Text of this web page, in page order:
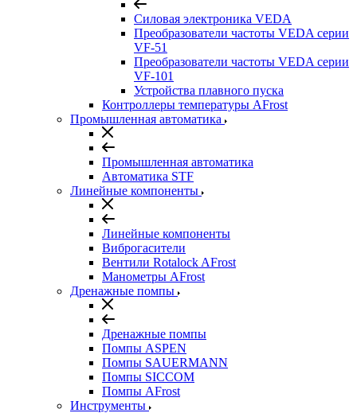
Силовая электроника VEDA
Преобразователи частоты VEDA серии
VF-51
Преобразователи частоты VEDA серии
VF-101
Устройства плавного пуска
Контроллеры температуры AFrost
Промышленная автоматика
Промышленная автоматика
Автоматика STF
Линейные компоненты
Линейные компоненты
Виброгасители
Вентили Rotalock AFrost
Манометры AFrost
Дренажные помпы
Дренажные помпы
Помпы ASPEN
Помпы SAUERMANN
Помпы SICCOM
Помпы AFrost
Инструменты